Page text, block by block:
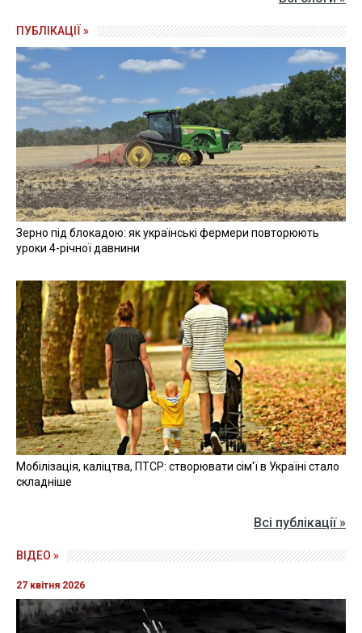
ПУБЛІКАЦІЇ »
Зерно під блокадою: як українські фермери повторюють
уроки 4-річної давнини
Мобілізація, каліцтва, ПТСР: створювати сім'ї в Україні стало
складніше
Всі публікації »
ВІДЕО »
27 квітня 2026